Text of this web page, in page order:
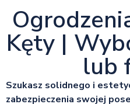
Kęty |
lub
Szukasz solidnego i
zabezpieczenia swojej